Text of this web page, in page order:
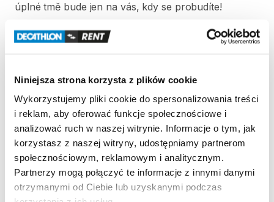
Niniejsza strona korzysta z plików cookie
Wykorzystujemy pliki cookie do spersonalizowania treści
i reklam, aby oferować funkcje społecznościowe i
analizować ruch w naszej witrynie. Informacje o tym, jak
korzystasz z naszej witryny, udostępniamy partnerom
społecznościowym, reklamowym i analitycznym.
Partnerzy mogą połączyć te informacje z innymi danymi
otrzymanymi od Ciebie lub uzyskanymi podczas
úplné tmě bude jen na vás​​​​,​ kdy se probudíte!
V ceně výpůjčky stanu
pumpa.
Pumpa není součástí přepravního obalu.
Strona produktu w sklepie
Zasady wypożyczenia
REGULAMIN
Regulamin wypożyczalni